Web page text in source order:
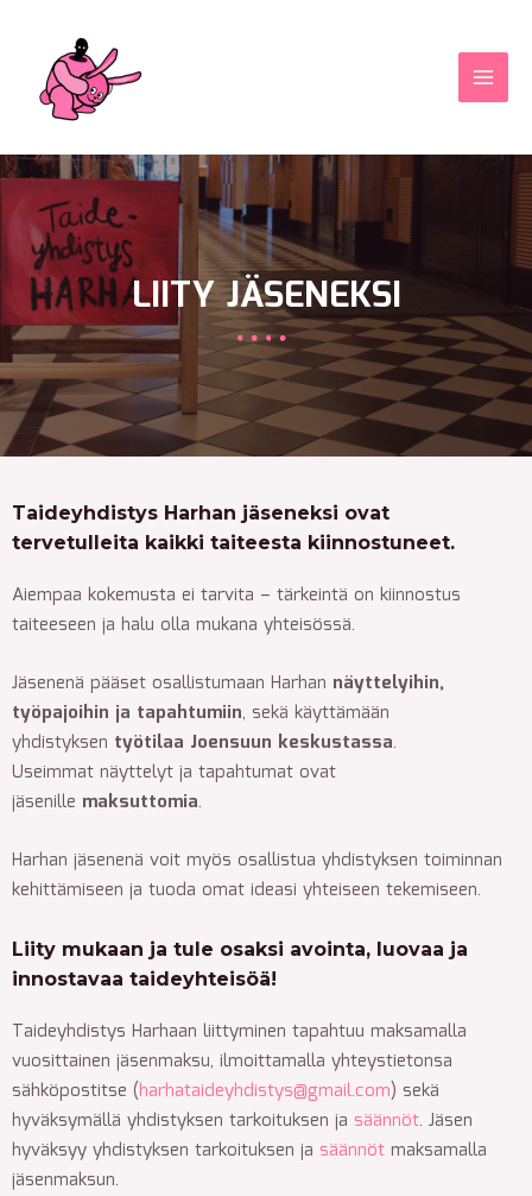
content
LIITY JÄSENEKSI
Taideyhdistys Harhan jäseneksi ovat
tervetulleita kaikki taiteesta kiinnostuneet.
Aiempaa kokemusta ei tarvita – tärkeintä on kiinnostus
taiteeseen ja halu olla mukana yhteisössä.
Jäsenenä pääset osallistumaan Harhan näyttelyihin,
työpajoihin ja tapahtumiin, sekä käyttämään
yhdistyksen työtilaa Joensuun keskustassa.
Useimmat näyttelyt ja tapahtumat ovat
jäsenille maksuttomia.
Harhan jäsenenä voit myös osallistua yhdistyksen toiminnan
kehittämiseen ja tuoda omat ideasi yhteiseen tekemiseen.
Liity mukaan ja tule osaksi avointa, luovaa ja
innostavaa taideyhteisöä!
Taideyhdistys Harhaan liittyminen tapahtuu maksamalla
vuosittainen jäsenmaksu, ilmoittamalla yhteystietonsa
sähköpostitse (harhataideyhdistys@gmail.com) sekä
hyväksymällä yhdistyksen tarkoituksen ja säännöt. Jäsen
hyväksyy yhdistyksen tarkoituksen ja säännöt maksamalla
jäsenmaksun.